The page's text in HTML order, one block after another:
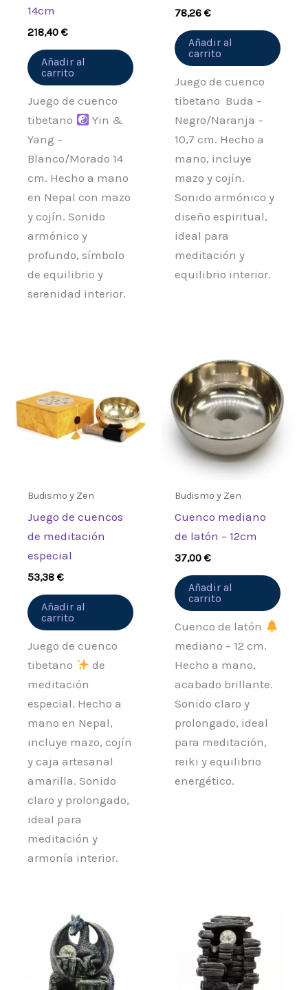
14cm
218,40€
Añadir al
carrito
Juego de cuenco
tibetano
Yin &
Yang –
Blanco/Morado 14
cm. Hecho a mano
en Nepal con mazo
y cojín. Sonido
armónico y
profundo, símbolo
de equilibrio y
serenidad interior.
78,26€
Añadir al
carrito
Juego de cuenco
tibetano Buda –
Negro/Naranja –
10,7 cm. Hecho a
mano, incluye
mazo y cojín.
Sonido armónico y
diseño espiritual,
ideal para
meditación y
equilibrio interior.
Budismo y Zen
Juego de cuencos
de meditación
especial
53,38€
Añadir al
carrito
Juego de cuenco
tibetano
de
meditación
especial. Hecho a
mano en Nepal,
incluye mazo, cojín
y caja artesanal
amarilla. Sonido
claro y prolongado,
ideal para
meditación y
armonía interior.
Budismo y Zen
Cuenco mediano
de latón – 12cm
37,00€
Añadir al
carrito
Cuenco de latón
mediano – 12 cm.
Hecho a mano,
acabado brillante.
Sonido claro y
prolongado, ideal
para meditación,
reiki y equilibrio
energético.